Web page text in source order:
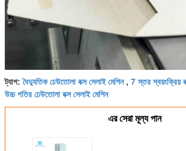
ট্যাগ:বৈদ্যুতিক ঢেউতোলা বক্স সেলাই মেশিন, 7 স্তর স্বয়ংক্রিয়
উচ্চ গতির ঢেউতোলা বক্স সেলাই মেশিন
এর সেরা মূল্য পান